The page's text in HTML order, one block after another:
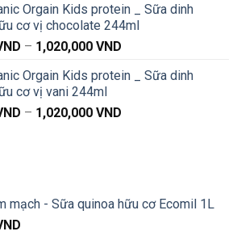
từ
91,000 VND
Orgain Kids protein _ Sữa dinh
cơ vị chocolate 244ml
– 1,020,000 VND
từ
Orgain Kids protein _ Sữa dinh
cơ vị vani 244ml
– 1,020,000 VND
1,020,000 VND
mạch - Sữa quinoa hữu cơ Ecomil 1L